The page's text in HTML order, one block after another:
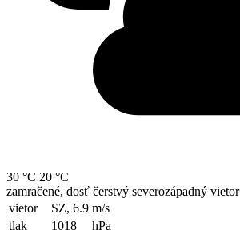
30 °C 20 °C
zamračené, dosť čerstvý severozápadný vietor
vietor
SZ, 6.9 m/s
tlak
1018
hPa